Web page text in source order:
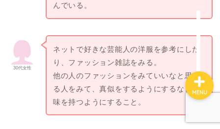
んでいる。
30代女性
ネットで好きな芸能人の洋服を参考にした
り、ファッション雑誌をみる。
他の人のファッションをみていいなと思え
る人をみて、真似をするようにするなど興
味を持つようにすること。
MENU